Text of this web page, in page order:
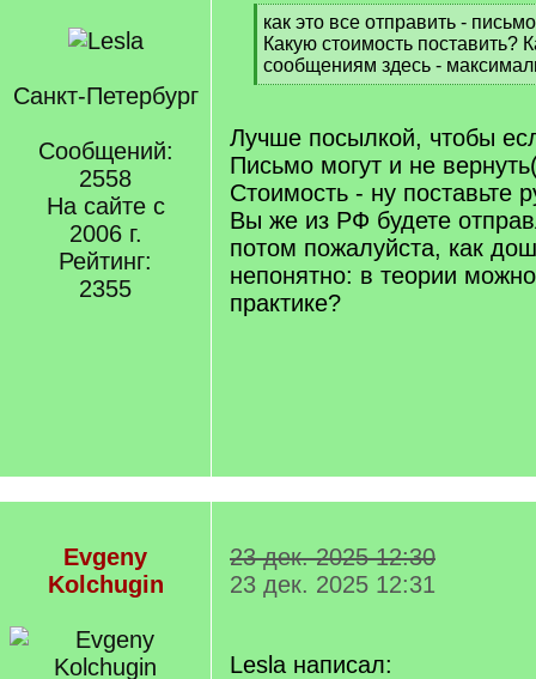
Санкт-Петербург
Сообщений:
2558
На сайте с
2006 г.
Рейтинг:
2355
[
q
]
как это все отправить -
Какую стоимость поставить?
сообщениям здесь -
[
q
]
Лучше посылкой, чтобы
Письмо могут и не
Стоимость - ну поставьте
Вы же из РФ будете
потом пожалуйста, как
непонятно: в теории
практике?
Evgeny
Kolchugin
23 дек. 2025 12:30
23 дек. 2025 12:31
Lesla написал: